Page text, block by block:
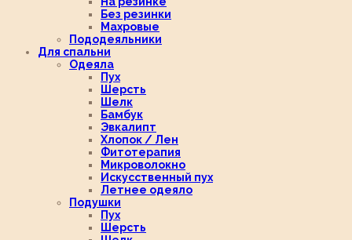
Без резинки
Махровые
Пододеяльники
Для спальни
Одеяла
Пух
Шерсть
Шелк
Бамбук
Эвкалипт
Хлопок / Лен
Фитотерапия
Микроволокно
Искусственный пух
Летнее одеяло
Подушки
Пух
Шерсть